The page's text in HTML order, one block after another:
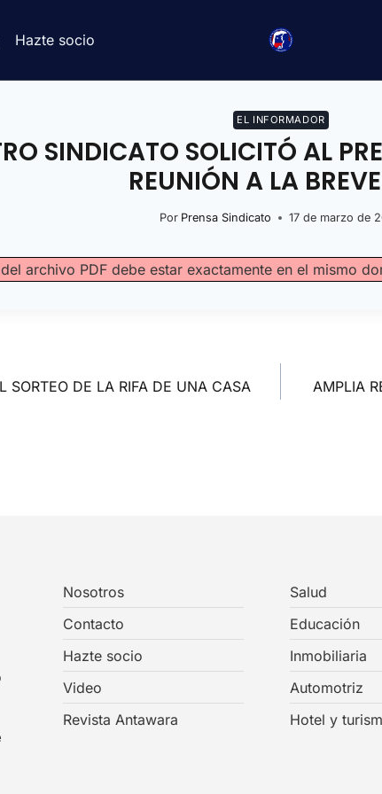
Hazte socio
EL INFORMADOR
SINDICATO SOLICITÓ AL
REUNIÓN A LA
Por Prensa Sindicato 17 de marzo de
archivo PDF debe estar exactamente en el mismo
SORTEO DE LA RIFA DE UNA CASA
AMPLIA
Nosotros
Contacto
Hazte socio
Video
Revista Antawara
Salud
Educación
Inmobiliaria
Automotriz
Hotel y